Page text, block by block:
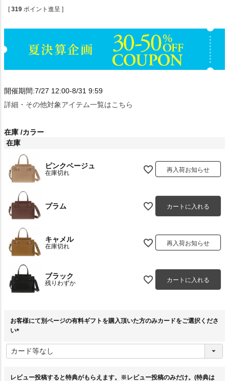
[ 319 ポイント進呈 ]
開催期間:7/27 12:00-8/31 9:59
詳細・その他対象アイテム一覧はこちら
在庫 カラー
在庫
ピンクベージュ
在庫切れ 再入荷お知らせ
プラム カートに入れる
キャメル
在庫切れ 再入荷お知らせ
ブラック
残りわずか カートに入れる
お客様にて別ページの有料ギフトを購入頂いた方のみカードをご選択くださ
い
必
須
レビュー投稿すると特典がもらえます。※レビュー投稿のみだけ。(特典は